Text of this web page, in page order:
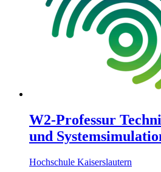
W2-Professur
und
Hochschule Kaiserslautern